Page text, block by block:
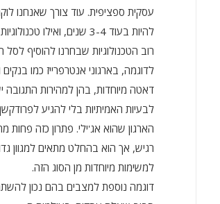
עסקית ספציפית. עוד צורך שאנחנו
להיות בעוד 3-4 שנים, ואילו טכנולוגיות מתאימות יותר להביא אותו לשם?
לדוגמה, בארגוני אנטרפרייז כמו
דאטה מיוחדות, בהן למהירות התגובה
לבעיות האמיתיות בלי להגיע
הארגון שהוא אג'ילי. פתרון כזה
רגיש, אך הוא בהחלט מתאים למגוון
למשימות מיוחדות מן הסוג הזה.
דוגמה נוספת למצבים בהם נכון